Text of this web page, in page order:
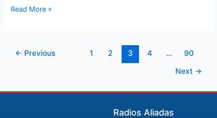
libertad
Read More »
← Previous 1 2 3 4 …
90
Next →
Radios Aliadas